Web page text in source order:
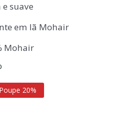
suave
em lã Mohair
Mohair
Poupe 20%